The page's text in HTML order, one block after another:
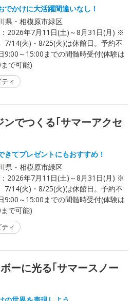
でかけに大活躍間違いなし！
県・相模原市緑区
2026年7月11日(土)～8月31日(月) ※
7/14(火)・8/25(火)は休館日。予約不
9:00～15:00までの間髄時受付(体験は
で可能)
ィ
でつくる｢サマーアクセ
きてプレゼントにもおすすめ！
県・相模原市緑区
2026年7月11日(土)～8月31日(月) ※
7/14(火)・8/25(火)は休館日。予約不
9:00～15:00までの間髄時受付(体験は
で可能)
ィ
ーに光る｢サマースノー